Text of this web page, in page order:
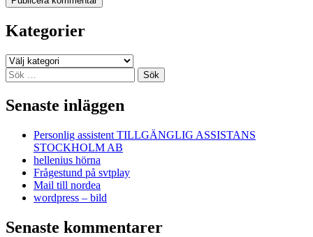
Kategorier
Kategorier
Sök
efter:
Senaste inläggen
Personlig assistent TILLGÄNGLIG ASSISTANS
STOCKHOLM AB
hellenius hörna
Frågestund på svtplay
Mail till nordea
wordpress – bild
Senaste kommentarer